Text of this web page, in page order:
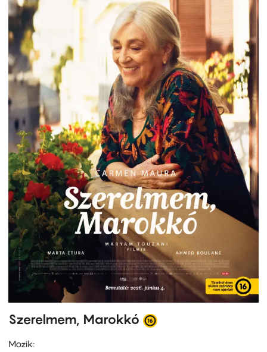
Szerelmem, Marokkó
Mozik: